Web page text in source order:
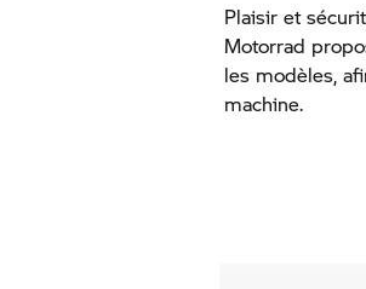
Plaisir et
Motorrad
les modèles,
machine.